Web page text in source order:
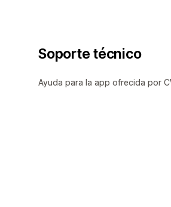
Soporte técnico
Ayuda para la app ofrecida por